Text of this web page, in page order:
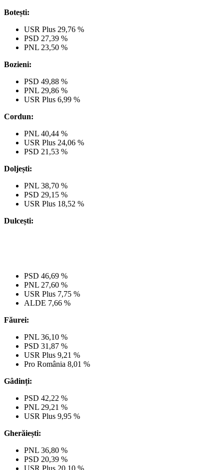
Botești:
USR Plus 29,76 %
PSD 27,39 %
PNL 23,50 %
Bozieni:
PSD 49,88 %
PNL 29,86 %
USR Plus 6,99 %
Cordun:
PNL 40,44 %
USR Plus 24,06 %
PSD 21,53 %
Doljești:
PNL 38,70 %
PSD 29,15 %
USR Plus 18,52 %
Dulcești:
PSD 46,69 %
PNL 27,60 %
USR Plus 7,75 %
ALDE 7,66 %
Făurei:
PNL 36,10 %
PSD 31,87 %
USR Plus 9,21 %
Pro România 8,01 %
Gâdinți:
PSD 42,22 %
PNL 29,21 %
USR Plus 9,95 %
Gherăiești:
PNL 36,80 %
PSD 20,39 %
USR Plus 20,10 %